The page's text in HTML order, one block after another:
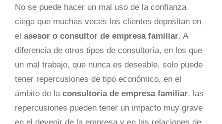
No se puede hacer un mal uso de la confianza
ciega que muchas veces los clientes depositan en
el asesor o consultor de empresa familiar. A
diferencia de otros tipos de consultoría, en los que
un mal trabajo, que nunca es deseable, solo puede
tener repercusiones de tipo económico, en el
ámbito de la consultoría de empresa familiar, las
repercusiones pueden tener un impacto muy grave